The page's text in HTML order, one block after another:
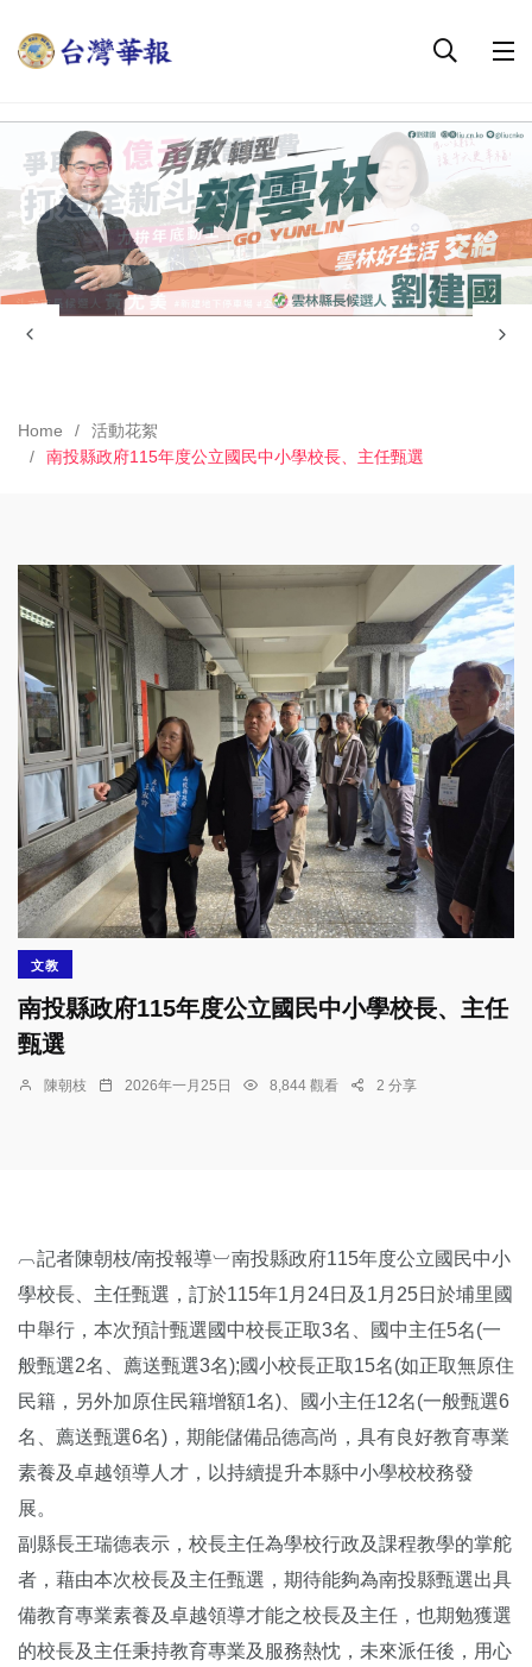
Home
活動花絮
南投縣政府115年度公立國民中小學校長、主任甄選
文教
南投縣政府115年度公立國民中小學校長、主任
甄選
陳朝枝 2026年一月25日 8,844 觀看 2 分享
︹記者陳朝枝/南投報導︺南投縣政府115年度公立國民中小
學校長、主任甄選，訂於115年1月24日及1月25日於埔里國
中舉行，本次預計甄選國中校長正取3名、國中主任5名(一
般甄選2名、薦送甄選3名);國小校長正取15名(如正取無原住
民籍，另外加原住民籍增額1名)、國小主任12名(一般甄選6
名、薦送甄選6名)，期能儲備品德高尚，具有良好教育專業
素養及卓越領導人才，以持續提升本縣中小學校校務發
展。
副縣長王瑞德表示，校長主任為學校行政及課程教學的掌舵
者，藉由本次校長及主任甄選，期待能夠為南投縣甄選出具
備教育專業素養及卓越領導才能之校長及主任，也期勉獲選
的校長及主任秉持教育專業及服務熱忱，未來派任後，用心